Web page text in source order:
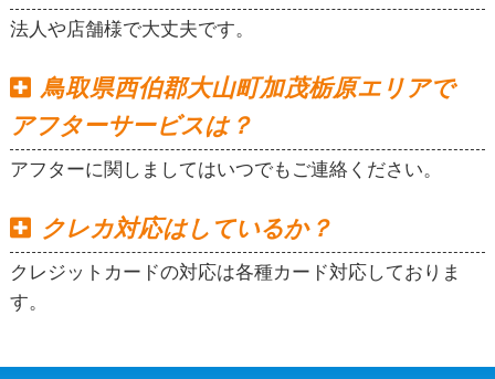
法人や店舗様で大丈夫です。
鳥取県西伯郡大山町加茂栃原エリアで
アフターサービスは？
アフターに関しましてはいつでもご連絡ください。
クレカ対応はしているか？
クレジットカードの対応は各種カード対応しておりま
す。